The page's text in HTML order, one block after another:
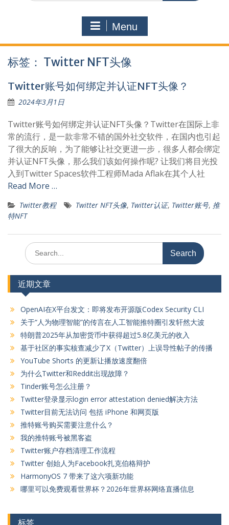
Menu
标签： Twitter NFT头像
Twitter账号如何绑定并认证NFT头像？
2024年3月1日
Twitter账号如何绑定并认证NFT头像？Twitter在国际上非
常的流行，是一款非常不错的国外社交软件，在国内也引起
了很大的反响，为了能够让社交更进一步，很多人都会绑定
并认证NFT头像，那么我们该如何操作呢? 让我们将目光投
入到Twitter Spaces软件工程师Mada Aflak在其个人社
Read More …
Twitter教程 Twitter NFT头像, Twitter认证, Twitter账号, 推
特NFT
Search
for:
近期文章
OpenAI在X平台发文：即将发布开源版Codex Security CLI
关于“人为物理智能”的传言在人工智能推特圈引发轩然大波
特朗普2025年从加密货币中获得超过5.8亿美元的收入
基于社区的事实核查减少了X（Twitter）上误导性帖子的传播
YouTube Shorts 的更新让播放速度翻倍
为什么Twitter和Reddit出现故障？
Tinder账号怎么注册？
Twitter登录显示login error attestation denied解决方法
Twitter目前无法访问 包括 iPhone 和网页版
推特账号购买需要注意什么？
我的推特账号被黑客盗
Twitter账户存档清理工作流程
Twitter 创始人为Facebook扎克伯格辩护
HarmonyOS 7 带来了这六项新功能
哪里可以免费观看世界杯？2026年世界杯网络直播信息
标签